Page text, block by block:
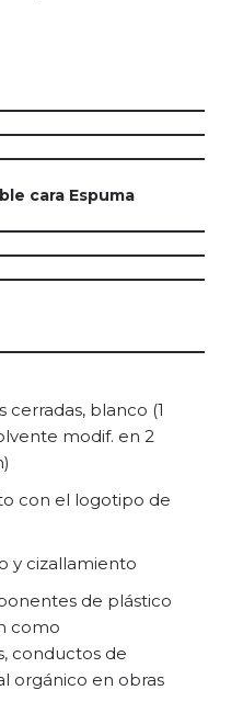
cara Espuma
cerradas, blanco (1
modif. en 2
con el logotipo de
y cizallamiento
de plástico
como
conductos de
orgánico en obras